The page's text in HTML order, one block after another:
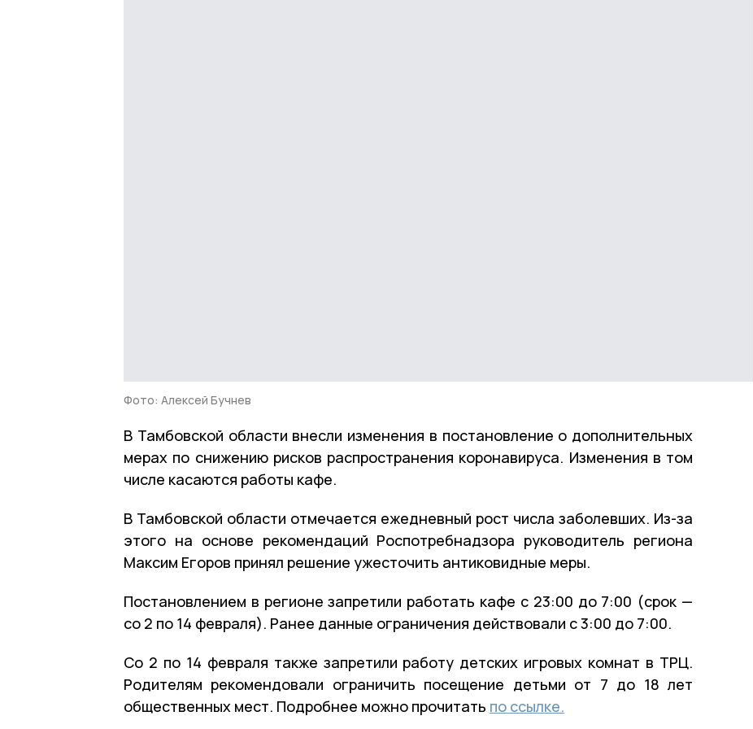
Фото: Алексей Бучнев
В Тамбовской области внесли изменения в постановление о дополнительных
мерах по снижению рисков распространения коронавируса. Изменения в том
числе касаются работы кафе.
В Тамбовской области отмечается ежедневный рост числа заболевших. Из-за
этого на основе рекомендаций Роспотребнадзора руководитель региона
Максим Егоров принял решение ужесточить антиковидные меры.
Постановлением в регионе запретили работать кафе с 23:00 до 7:00 (срок —
со 2 по 14 февраля). Ранее данные ограничения действовали с 3:00 до 7:00.
Со 2 по 14 февраля также запретили работу детских игровых комнат в ТРЦ.
Родителям рекомендовали ограничить посещение детьми от 7 до 18 лет
общественных мест. Подробнее можно прочитать по ссылке.